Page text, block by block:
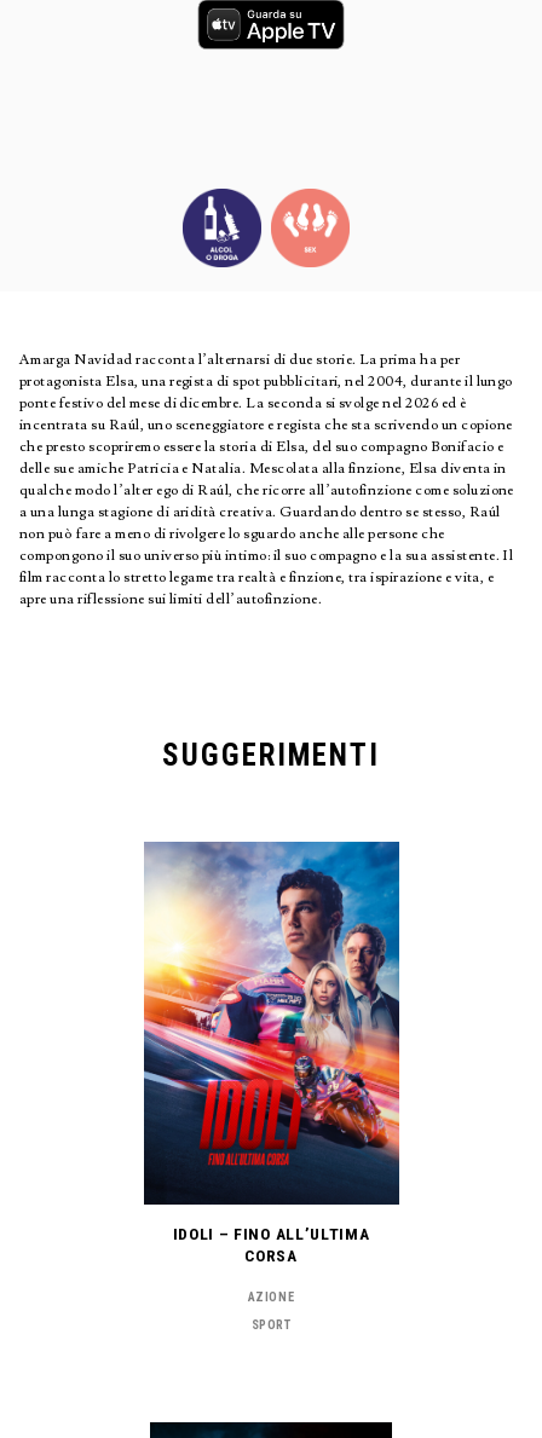
Amarga Navidad racconta l’alternarsi di due storie. La prima ha per
protagonista Elsa, una regista di spot pubblicitari, nel 2004, durante il lungo
ponte festivo del mese di dicembre. La seconda si svolge nel 2026 ed è
incentrata su Raúl, uno sceneggiatore e regista che sta scrivendo un copione
che presto scopriremo essere la storia di Elsa, del suo compagno Bonifacio e
delle sue amiche Patricia e Natalia. Mescolata alla finzione, Elsa diventa in
qualche modo l’alter ego di Raúl, che ricorre all’autofinzione come soluzione
a una lunga stagione di aridità creativa. Guardando dentro se stesso, Raúl
non può fare a meno di rivolgere lo sguardo anche alle persone che
compongono il suo universo più intimo: il suo compagno e la sua assistente. Il
film racconta lo stretto legame tra realtà e finzione, tra ispirazione e vita, e
apre una riflessione sui limiti dell’autofinzione.
SUGGERIMENTI
IDOLI – FINO ALL’ULTIMA
CORSA
AZIONE
SPORT